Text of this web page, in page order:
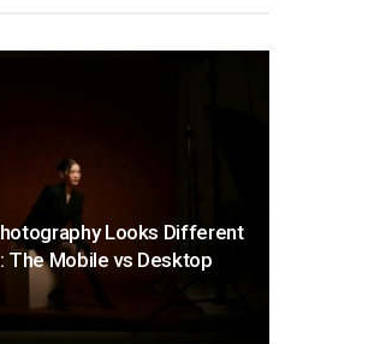
Looks Different
The Mobile vs Desktop